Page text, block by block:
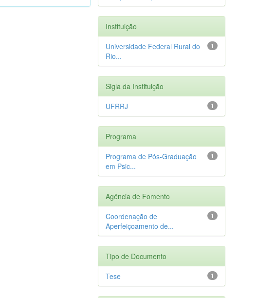
Instituição
1
Universidade Federal Rural do
Rio...
Sigla da Instituição
1
UFRRJ
Programa
1
Programa de Pós-Graduação
em Psic...
Agência de Fomento
1
Coordenação de
Aperfeiçoamento de...
Tipo de Documento
1
Tese